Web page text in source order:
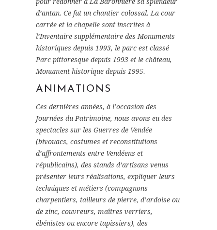
d’antan. Ce fut un chantier colossal. La cour
carrée et la chapelle sont inscrites à
l’Inventaire supplémentaire des Monuments
historiques depuis 1993, le parc est classé
Parc pittoresque depuis 1993 et le château,
Monument historique depuis 1995.
ANIMATIONS
Ces dernières années, à l’occasion des
Journées du Patrimoine, nous avons eu des
spectacles sur les Guerres de Vendée
(bivouacs, costumes et reconstitutions
d’affrontements entre Vendéens et
républicains), des stands d’artisans venus
présenter leurs réalisations, expliquer leurs
techniques et métiers (compagnons
charpentiers, tailleurs de pierre, d’ardoise ou
de zinc, couvreurs, maîtres verriers,
ébénistes ou encore tapissiers), des